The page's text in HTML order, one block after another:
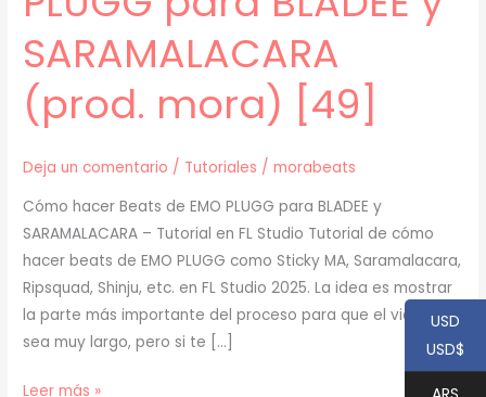
SARAMALACARA
(prod. mora) [49]
Deja un comentario / Tutoriales /morabeats
Cómo hacer Beats de EMO PLUGG para BLADEE y
SARAMALACARA – Tutorial en FL Studio Tutorial de cómo
hacer beats de EMO PLUGG como Sticky MA, Saramalacara,
Ripsquad, Shinju, etc. en FL Studio 2025. La idea es mostrar
la parte más importante del proceso para que el video no
sea muy largo, pero si te […]
[
Leer más »
USD
USD$